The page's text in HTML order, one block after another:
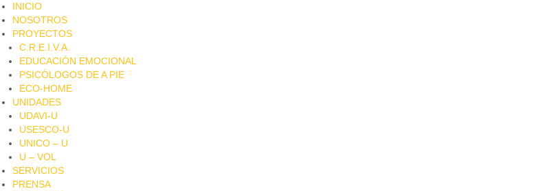
INICIO
NOSOTROS
PROYECTOS
C.R.E.I.V.A.
EDUCACIÓN EMOCIONAL
PSICÓLOGOS DE A PIE​
ECO-HOME
UNIDADES
UDAVI-U
USESCO-U
UNICO – U
U – VOL
SERVICIOS
PRENSA